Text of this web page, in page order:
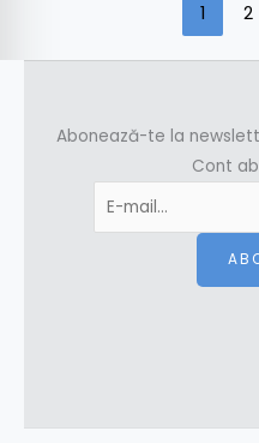
1 2
Abonează-te la
Cont